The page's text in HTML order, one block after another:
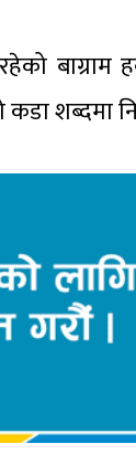
शब्दमा